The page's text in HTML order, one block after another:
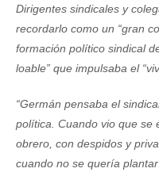
Dirigentes sindicales y
recordarlo como un “gran
formación político sindical
loable” que impulsaba el
“Germán pensaba el
política. Cuando vio que se
obrero, con despidos y
cuando no se quería